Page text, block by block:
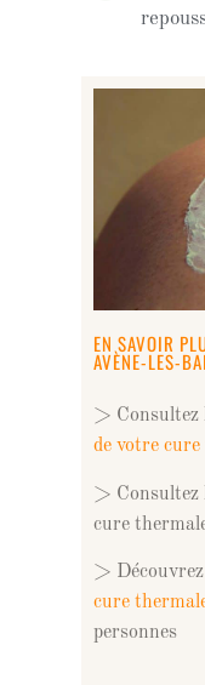
EN SAVOIR
AVÈNE-LES-
> Consultez
de votre
> Consultez
cure
>
cure
personnes